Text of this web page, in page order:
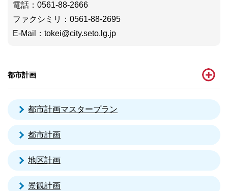
電話 ：0561-88-2666
ファクシミリ
：0561-88-2695
E-Mail
： tokei@city.seto.lg.jp
都市計画
都市計画マスタープラン
都市計画
地区計画
景観計画